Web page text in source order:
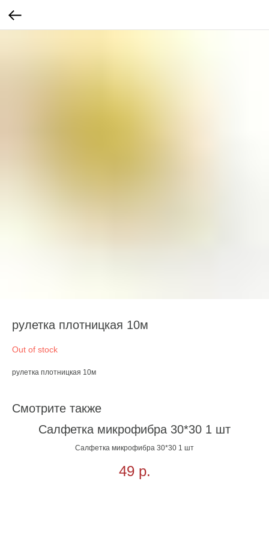
рулетка плотницкая 10м
Out of stock
рулетка плотницкая 10м
Смотрите также
Салфетка микрофибра 30*30 1 шт
Салфетка микрофибра 30*30 1 шт
49 р.